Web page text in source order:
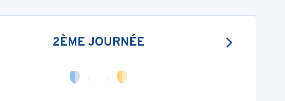
2ÈME JOURNÉE